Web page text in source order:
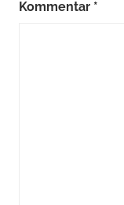
Kommentar *